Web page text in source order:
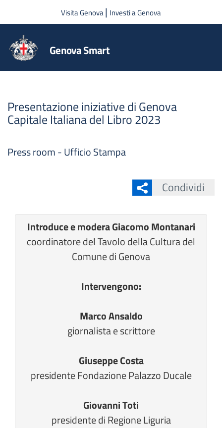
Salta al contenuto principale
Visita Genova| Investi a Genova
Genova Smart
Presentazione iniziative di Genova
Capitale Italiana del Libro 2023
Press room - Ufficio Stampa
Condividi
Introduce e modera Giacomo Montanari
coordinatore del Tavolo della Cultura del
Comune di Genova
Intervengono:
Marco Ansaldo
giornalista e scrittore
Giuseppe Costa
presidente Fondazione Palazzo Ducale
Giovanni Toti
presidente di Regione Liguria